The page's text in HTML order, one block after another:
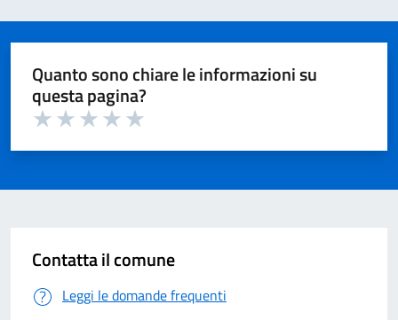
Quanto sono chiare le informazioni su
questa pagina?
Contatta il comune
Leggi le domande frequenti